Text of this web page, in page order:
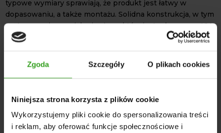
Zgoda Szczegóły O plikach cookies
Niniejsza strona korzysta z plików cookie
Wykorzystujemy pliki cookie do spersonalizowania treści
i reklam, aby oferować funkcje społecznościowe i
typowe wymiary sprawiają, że produkt jest łatwy w
dopasowaniu, a także montażu. Solidna konstrukcja, w tym
zastosowanie specjalnej osłony, która jest odporna na UV,
zimno oraz uszkodzenia mechaniczne, wydłuża żywotność
różnych warunkach, stabilnie przekazując napęd.
Wałek WOM 80cm 500Nm
Zapewnia dobre dopasowanie oraz trwałość przy
dynamicznych obciążeniach. Wałek sprawdzi się w
konfiguracjach maszyn, których kąt złamania przegubu nie